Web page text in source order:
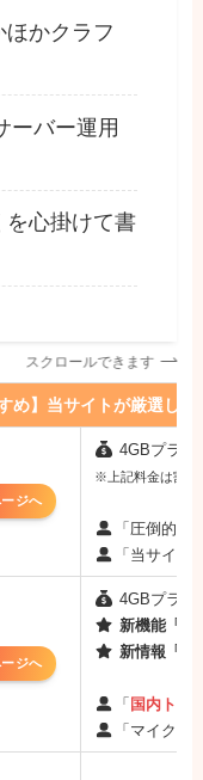
かクラフ
ーバー運用
を心掛けて書
スクロールできます
すめ】当サイトが厳選し
ジへ
4GBプラン
※上記料金は割引
「圧倒的な
「当サイト
ジへ
4GBプラン
新機能「
新情報「最
「 国内トッ
「マイクラ